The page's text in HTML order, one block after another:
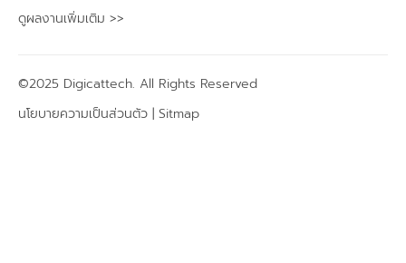
ดูผลงานเพิ่มเติม >>
©2025 Digicattech. All Rights Reserved
นโยบายความเป็นส่วนตัว | Sitmap